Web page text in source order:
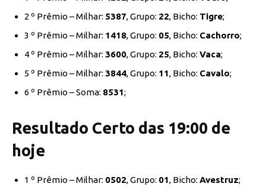
2 º Prêmio – Milhar: 5387, Grupo: 22, Bicho: Tigre;
3 º Prêmio – Milhar: 1418, Grupo: 05, Bicho: Cachorro;
4 º Prêmio – Milhar: 3600, Grupo: 25, Bicho: Vaca;
5 º Prêmio – Milhar: 3844, Grupo: 11, Bicho: Cavalo;
6 º Prêmio – Soma: 8531;
Resultado Certo das 19:00 de
hoje
1 º Prêmio – Milhar: 0502, Grupo: 01, Bicho: Avestruz;